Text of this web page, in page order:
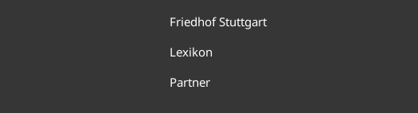
Friedhof Stuttgart
Lexikon
Partner